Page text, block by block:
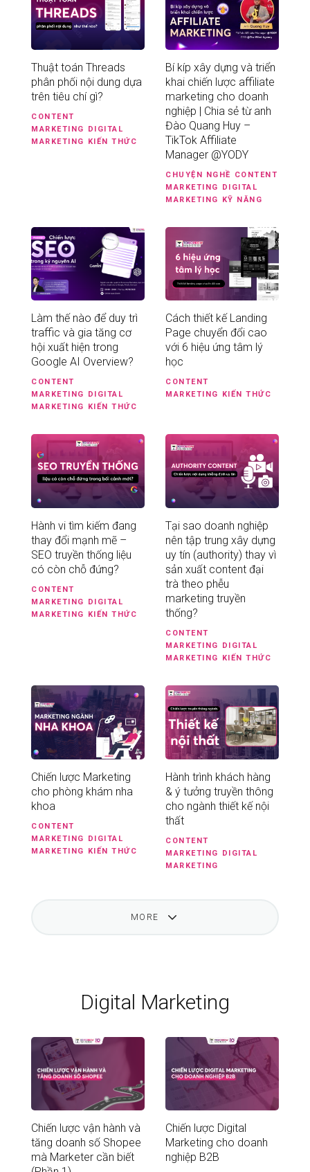
Thuật toán Threads
phân phối nội dung dựa
trên tiêu chí gì?
CONTENT
MARKETING
DIGITAL
MARKETING
KIẾN THỨC
Bí kíp xây dựng và triển
khai chiến lược affiliate
marketing cho doanh
nghiệp | Chia sẻ từ anh
Đào Quang Huy –
TikTok Affiliate
Manager @YODY
CHUYỆN NGHỀ
CONTENT
MARKETING
DIGITAL
MARKETING
KỸ NĂNG
Làm thế nào để duy trì
traffic và gia tăng cơ
hội xuất hiện trong
Google AI Overview?
CONTENT
MARKETING
DIGITAL
MARKETING
KIẾN THỨC
Cách thiết kế Landing
Page chuyển đổi cao
với 6 hiệu ứng tâm lý
học
CONTENT
MARKETING
KIẾN THỨC
Hành vi tìm kiếm đang
thay đổi mạnh mẽ –
SEO truyền thống liệu
có còn chỗ đứng?
CONTENT
MARKETING
DIGITAL
MARKETING
KIẾN THỨC
Tại sao doanh nghiệp
nên tập trung xây dựng
uy tín (authority) thay vì
sản xuất content đại
trà theo phễu
marketing truyền
thống?
CONTENT
MARKETING
DIGITAL
MARKETING
KIẾN THỨC
Chiến lược Marketing
cho phòng khám nha
khoa
CONTENT
MARKETING
DIGITAL
MARKETING
KIẾN THỨC
Hành trình khách hàng
& ý tưởng truyền thông
cho ngành thiết kế nội
thất
CONTENT
MARKETING
DIGITAL
MARKETING
MORE
Digital Marketing
Chiến lược vận hành và
tăng doanh số Shopee
mà Marketer cần biết
Chiến lược Digital
Marketing cho doanh
nghiệp B2B